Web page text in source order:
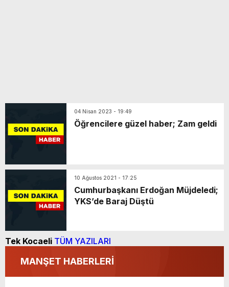
04 Nisan 2023 - 19:49
Öğrencilere güzel haber; Zam geldi
10 Ağustos 2021 - 17:25
Cumhurbaşkanı Erdoğan Müjdeledi;
YKS’de Baraj Düştü
Tek Kocaeli TÜM YAZILARI
MANŞET HABERLERİ